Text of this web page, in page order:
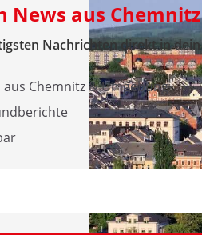
News aus Chemnitz
Nachrichten direkt in dein
Chemnitz & Umgebung